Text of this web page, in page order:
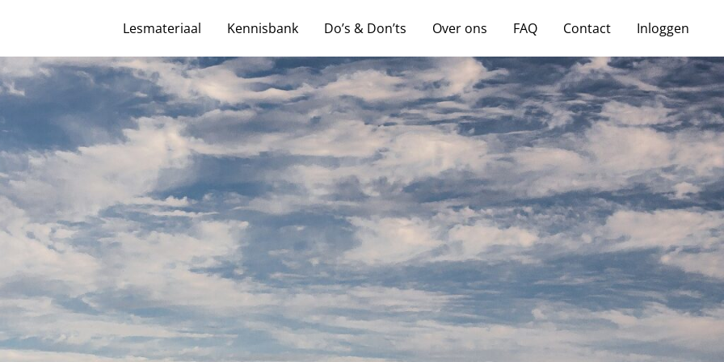
Lesmateriaal Kennisbank Do’s & Don’ts Over ons FAQ Contact Inloggen